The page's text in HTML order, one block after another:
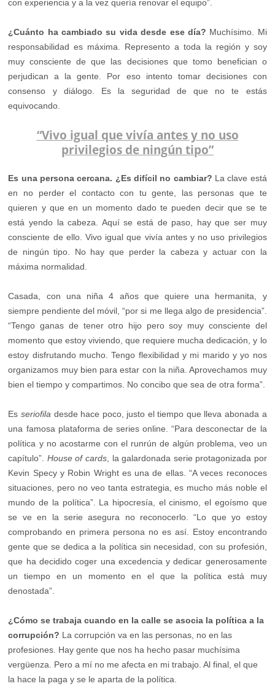
con experiencia y a la vez quería renovar el equipo”.
¿Cuánto ha cambiado su vida desde ese día? Muchísimo. Mi
responsabilidad es máxima. Represento a toda la región y soy
muy consciente de que las decisiones que tomo benefician o
perjudican a la gente. Por eso intento tomar decisiones con
consenso y diálogo. Es la seguridad de que no te estás
equivocando.
“Vivo igual que vivía antes y no uso
privilegios de ningún tipo”
Es una persona cercana. ¿Es difícil no cambiar? La clave está
en no perder el contacto con tu gente, las personas que te
quieren y que en un momento dado te pueden decir que se te
está yendo la cabeza. Aquí se está de paso, hay que ser muy
consciente de ello. Vivo igual que vivía antes y no uso privilegios
de ningún tipo. No hay que perder la cabeza y actuar con la
máxima normalidad.
Casada, con una niña 4 años que quiere una hermanita, y
siempre pendiente del móvil, “por si me llega algo de presidencia”.
“Tengo ganas de tener otro hijo pero soy muy consciente del
momento que estoy viviendo, que requiere mucha dedicación, y lo
estoy disfrutando mucho. Tengo flexibilidad y mi marido y yo nos
organizamos muy bien para estar con la niña. Aprovechamos muy
bien el tiempo y compartimos. No concibo que sea de otra forma”.
Es seriofila desde hace poco, justo el tiempo que lleva abonada a
una famosa plataforma de series online. “Para desconectar de la
política y no acostarme con el runrún de algún problema, veo un
capítulo”. House of cards, la galardonada serie protagonizada por
Kevin Specy y Robin Wright es una de ellas. “A veces reconoces
situaciones, pero no veo tanta estrategia, es mucho más noble el
mundo de la política”. La hipocresía, el cinismo, el egoísmo que
se ve en la serie asegura no reconocerlo. “Lo que yo estoy
comprobando en primera persona no es así. Estoy encontrando
gente que se dedica a la política sin necesidad, con su profesión,
que ha decidido coger una excedencia y dedicar generosamente
un tiempo en un momento en el que la política está muy
denostada”.
¿Cómo se trabaja cuando en la calle se asocia la política a la
corrupción? La corrupción va en las personas, no en las
profesiones. Hay gente que nos ha hecho pasar muchísima
vergüenza. Pero a mí no me afecta en mi trabajo. Al final, el que
la hace la paga y se le aparta de la política.